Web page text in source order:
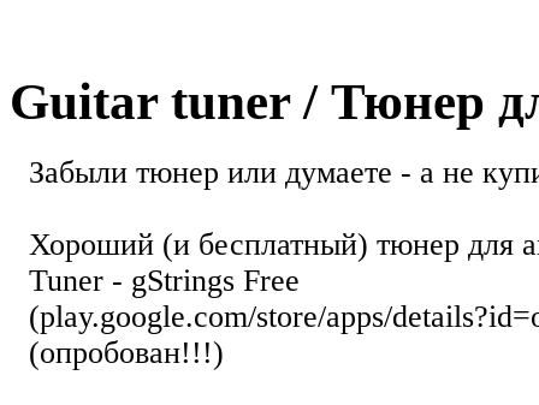
Guitar tuner / Тюнер
Забыли тюнер или думаете - а не
Хороший (и бесплатный) тюнер для
Tuner - gStrings Free
(play.google.com/store/apps/
(опробован!!!)